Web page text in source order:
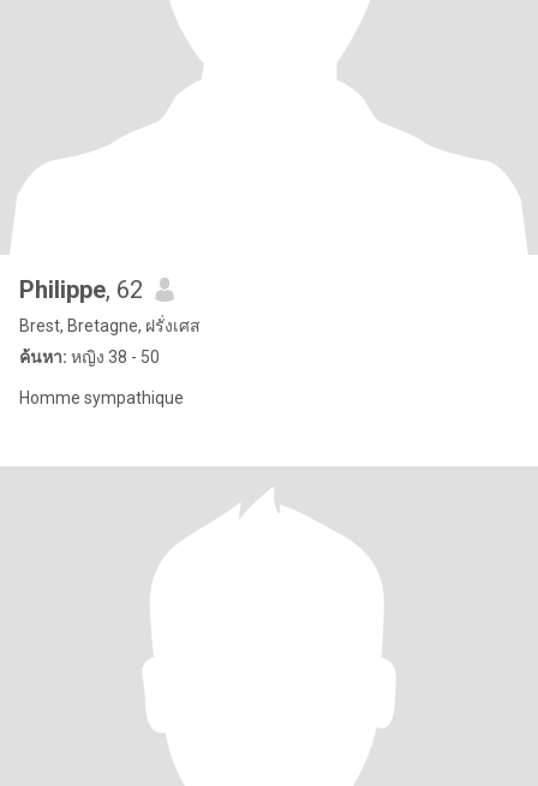
Philippe, 62
Brest, Bretagne, ฝรั่งเศส
ค้นหา: หญิง 38 - 50
Homme sympathique